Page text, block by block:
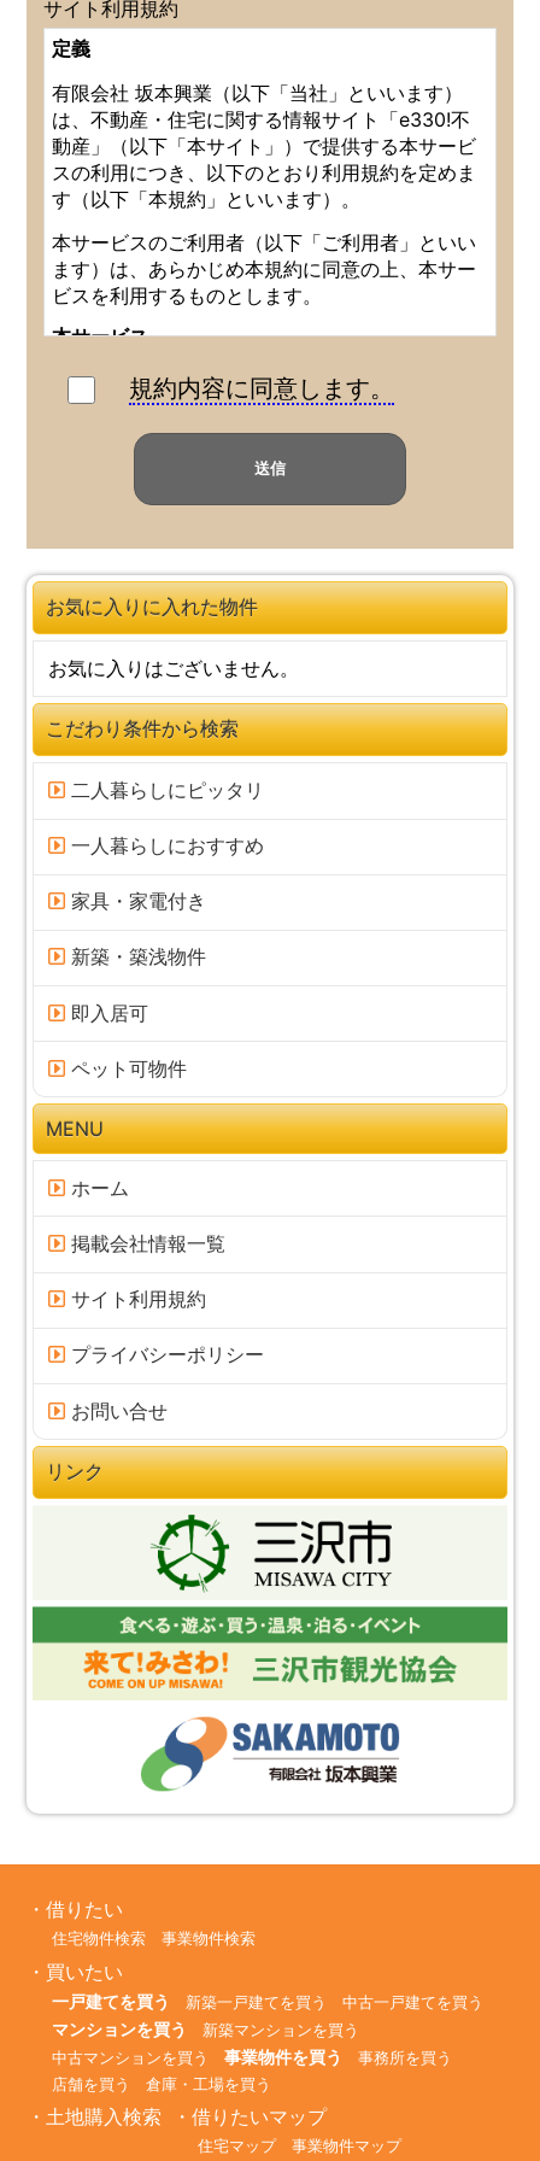
サイト利用規約
定義
有限会社 坂本興業（以下「当社」といいます）
は、不動産・住宅に関する情報サイト「e330!不
動産」（以下「本サイト」）で提供する本サービ
スの利用につき、以下のとおり利用規約を定めま
す（以下「本規約」といいます）。
本サービスのご利用者（以下「ご利用者」といい
ます）は、あらかじめ本規約に同意の上、本サー
ビスを利用するものとします。
本サービス
本サービスは以下のとおりです。
物件情報の取り扱い不動産会社等（以下「広告
主等」といいます）のうちご利用者が選択した
上記サービスのご利用から依頼に基づいて行われ
るものとし、ご利用者が本サービスの利用に必要
な操作および情報送信を行った場合には、当該依
頼を行ったものとします。
提供する情報の内容
本サービスにおいて掲載・閲覧に供される不動産
物件の情報（以下「物件情報」といいます。）
は、広告主等が提供します。当該情報の内容の正
確性、妥当性、適法性、目的適合性その他一切の
事項について保証せず、ご利用者がこれらの情報
に関連し損害を被った場合にも、一切の責任を負
わないものとします。
表示情報の最終的な利用及び内容の確認は、ご利
サービス内容の変更・終了等
当社は、本サービス（本サービスにおいて提供す
る情報の内容を含みます）の全部又は一部をご利
用者へ事前に通知することなく、変更、中断、又
は終了することがあります。それによりご利用者
や第三者が損害を被った場合でも当社は一切の責
任を負いかねます。
当社は、下記のいずれかの事由があるとき、ご利
用者へ事前に通知することなく本サービスの全部
あるいは一部の提供を中断及び停止することがあ
った場合でも、当社は一切の責任を負いかねま
す。
当社又は当社指定の第三者によるe330!不動産
に関する設備の保守その他工事を行う場合
当社又は当社指定の第三者によるe330!不動産
に関する設備の障害又は故障の場合
地震、洪水、津波等の自然災害、戦争、動乱、
暴動、停電その他の非常事態が発生した場合
司法、行政機関等しかるべき機関の要請による
その他運用上、技術上の理由により当社が必要
と判断した場合
他サイトへのリンク
本サービス中に、広告主等サイトへのリンクを設
置したりする場合があります。リンク先のWebサ
イトはそれぞれ独立して管理しており、当社では
ず、一切の責任を負わないものとします。
本規約の変更
当社は、本規約を予告なく変更する場合がありま
す。この場合、その後の本サービスの利用につい
ては、変更後の規約が適用されるものとします。
規約内容に同意します。
お気に入りに入れた物件
お気に入りはございません。
こだわり条件から検索
二人暮らしにピッタリ
一人暮らしにおすすめ
家具・家電付き
新築・築浅物件
即入居可
ペット可物件
MENU
ホーム
掲載会社情報一覧
サイト利用規約
プライバシーポリシー
お問い合せ
リンク
借りたい
住宅物件検索 事業物件検索
買いたい
一戸建てを買う 新築一戸建てを買う 中古一戸建てを買う
マンションを買う
新築マンションを買う
中古マンションを買う
事業物件を買う
事務所を買う
店舗を買う
倉庫・工場を買う
土地購入検索 借りたいマップ
住宅マップ 事業物件マップ